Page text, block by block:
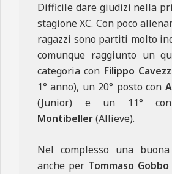
Difficile dare giudizi nella
stagione XC. Con poco
ragazzi sono partiti molto
comunque raggiunto un
categoria con Filippo
1° anno), un 20° posto con
(Junior) e un 11°
Montibeller(Allieve).
Nel complesso una
anche per Tommaso Gobbo